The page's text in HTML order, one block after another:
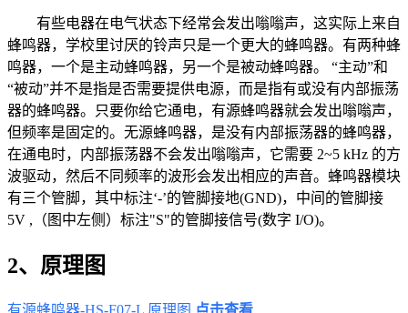
有些电器在电气状态下经常会发出嗡嗡声，这实际上来自
蜂鸣器，学校里讨厌的铃声只是一个更大的蜂鸣器。有两种蜂
鸣器，一个是主动蜂鸣器，另一个是被动蜂鸣器。 “主动”和
“被动”并不是指是否需要提供电源，而是指有或没有内部振荡
器的蜂鸣器。只要你给它通电，有源蜂鸣器就会发出嗡嗡声，
但频率是固定的。无源蜂鸣器，是没有内部振荡器的蜂鸣器，
在通电时，内部振荡器不会发出嗡嗡声，它需要 2~5 kHz 的方
波驱动，然后不同频率的波形会发出相应的声音。蜂鸣器模块
有三个管脚，其中标注‘-’的管脚接地(GND)，中间的管脚接
5V ,（图中左侧）标注"S"的管脚接信号(数字 I/O)。
2、原理图
有源蜂鸣器-HS-F07-L 原理图 点击查看